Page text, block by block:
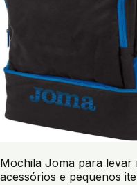
Mochila Joma para
acessórios e pequenos